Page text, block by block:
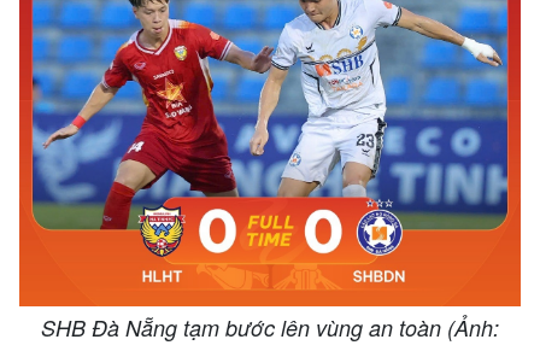
SHB Đà Nẵng tạm bước lên vùng an toàn (Ảnh: